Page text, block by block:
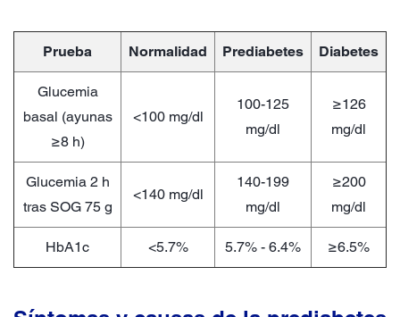
Prueba Normalidad Prediabetes Diabetes
Glucemia
basal (ayunas
≥8 h)
<100 mg/dl
100-125
mg/dl
≥126
mg/dl
Glucemia 2 h
tras SOG 75 g
<140 mg/dl
140-199
mg/dl
≥200
mg/dl
HbA1c <5.7% 5.7% - 6.4% ≥6.5%